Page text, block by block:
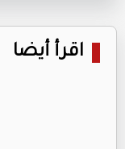
اقرأ أيضا